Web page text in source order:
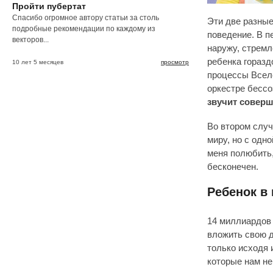
Пройти пубертат
Спасибо огромное автору статьи за столь
подробные рекомендации по каждому из
векторов...
просмотр
10 лет 5 месяцев
Эти две
поведение. В
наружу,
ребенка
процессы
оркестре
звучит
Во втором
миру, но с
меня
бесконечен.
Ребенок в
14
вложить свою
только исходя
которые нам